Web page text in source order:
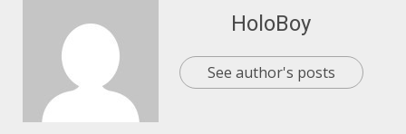
HoloBoy
See author's posts